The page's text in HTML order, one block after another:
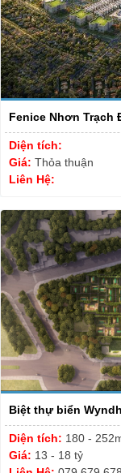
Fenice Nhơn Trạch
Diện tích:
Giá: Thỏa thuận
Liên Hệ:
Biệt thự biển
Diện tích: 180 -
Giá: 13 - 18 tỷ